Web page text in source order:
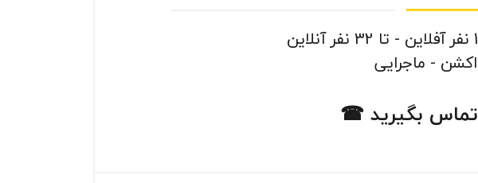
1 نفر آفلاین - تا 32 نفر آنلاین
اکشن - ماجرایی
تماس بگیرید ☎